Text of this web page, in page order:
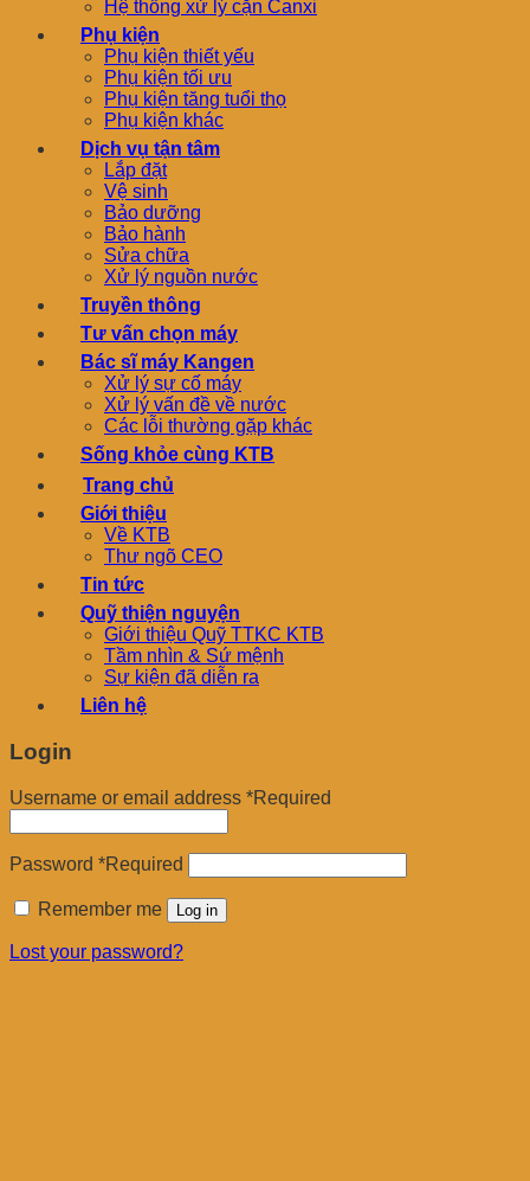
Hệ thống xử lý cặn Canxi
Phụ kiện
Phụ kiện thiết yếu
Phụ kiện tối ưu
Phụ kiện tăng tuổi thọ
Phụ kiện khác
Dịch vụ tận tâm
Lắp đặt
Vệ sinh
Bảo dưỡng
Bảo hành
Sửa chữa
Xử lý nguồn nước
Truyền thông
Tư vấn chọn máy
Bác sĩ máy Kangen
Xử lý sự cố máy
Xử lý vấn đề về nước
Các lỗi thường gặp khác
Sống khỏe cùng KTB
Trang chủ
Giới thiệu
Về KTB
Thư ngõ CEO
Tin tức
Quỹ thiện nguyện
Giới thiệu Quỹ TTKC KTB
Tầm nhìn & Sứ mệnh
Sự kiện đã diễn ra
Liên hệ
Login
Username or email address *Required
Password *Required
Remember me Log in
Lost your password?